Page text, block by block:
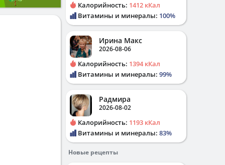
Калорийность: 1412 кКал
Витамины и минералы: 100%
Ирина Макс
2026-08-06
Калорийность: 1394 кКал
Витамины и минералы: 99%
Радмира
2026-08-02
Калорийность: 1193 кКал
Витамины и минералы: 83%
Новые рецепты